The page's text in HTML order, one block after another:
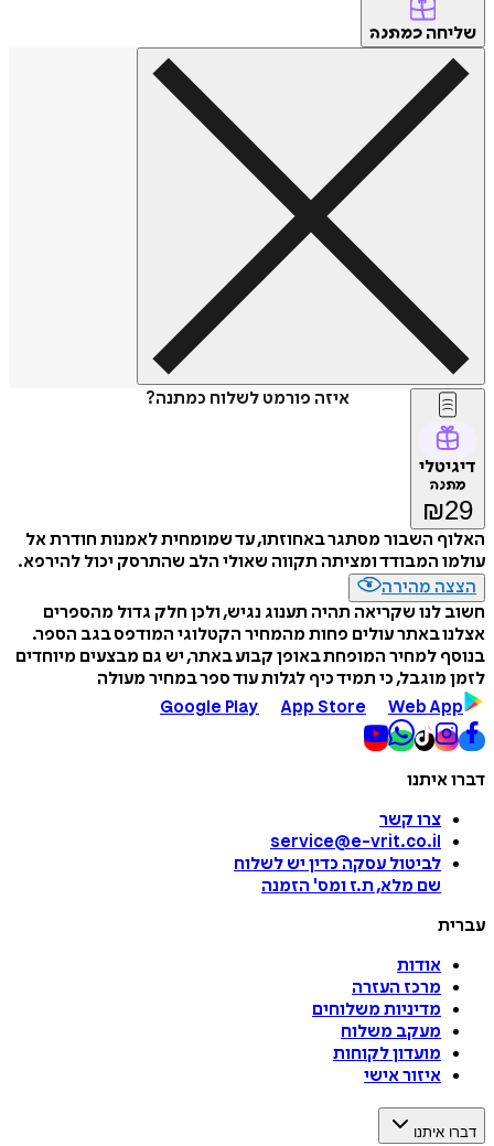
שליחה כמתנה
איזה פורמט לשלוח כמתנה?
דיגיטלי
מתנה
₪29
האלוף השבור מסתגר באחוזתו, עד שמומחית לאמנות חודרת אל
עולמו המבודד ומציתה תקווה שאולי הלב שהתרסק יכול להירפא.
הצצה מהירה
חשוב לנו שקריאה תהיה תענוג נגיש, ולכן חלק גדול מהספרים
אצלנו באתר עולים פחות מהמחיר הקטלוגי המודפס בגב הספר.
בנוסף למחיר המופחת באופן קבוע באתר, יש גם מבצעים מיוחדים
לזמן מוגבל, כי תמיד כיף לגלות עוד ספר במחיר מעולה
Google Play
App Store Web App
דברו איתנו
צרו קשר
service@e-vrit.co.il
לביטול עסקה כדין יש לשלוח
שם מלא, ת.ז ומס' הזמנה
עברית
אודות
מרכז העזרה
מדיניות משלוחים
מעקב משלוח
מועדון לקוחות
איזור אישי
דברו איתנו